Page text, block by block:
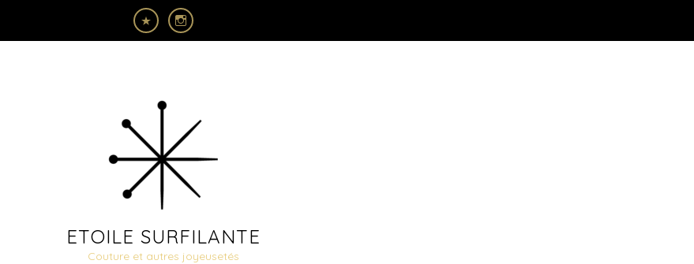
ETOILE SURFILANTE
Couture et autres joyeusetés